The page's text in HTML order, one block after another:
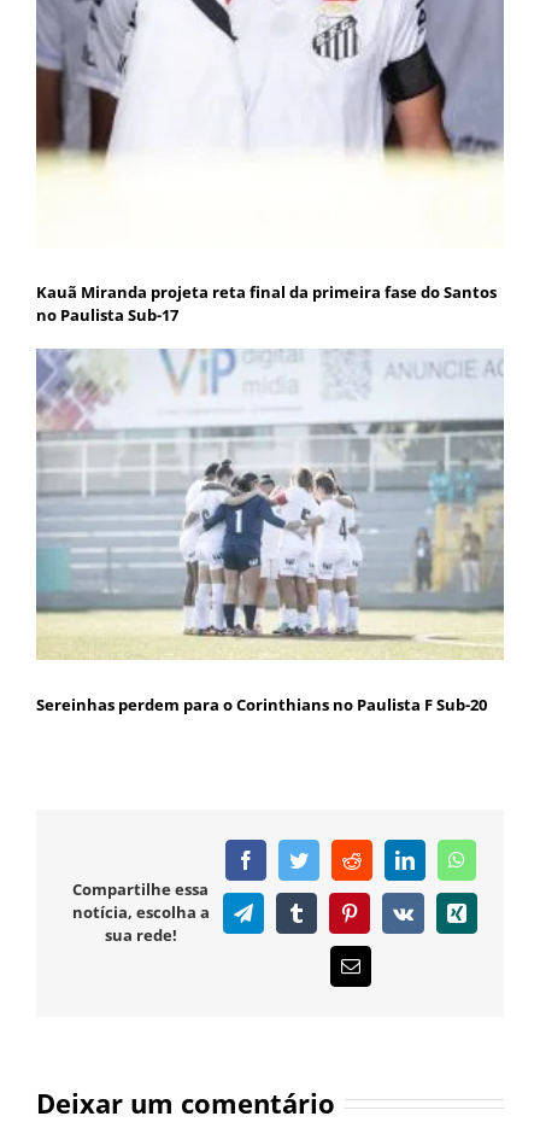
Kauã Miranda projeta reta final da primeira fase do Santos
no Paulista Sub-17
Sereinhas perdem para o Corinthians no Paulista F Sub-20
Compartilhe essa
notícia, escolha a
sua rede!
FacebookTwitterRedditLinkedIn
TelegramTumblr PinterestVk Xing
E-
mail
Deixar um comentário